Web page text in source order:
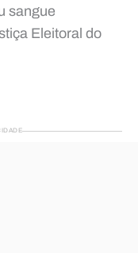
sangue
Eleitoral do